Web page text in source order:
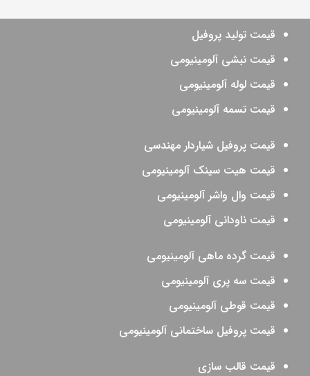
قیمت تولید پروفیل
قیمت نبشی آلومینیومی
قیمت لوله آلومینیومی
قیمت تسمه آلومینیومی
قیمت پروفیل شیاردار مهندسی
قیمت هیت سینک آلومینیومی
قیمت وال واشر آلومینیومی
قیمت ناودانی آلومینیومی
قیمت گرده ماهی آلومینیومی
قیمت سه پری آلومینیومی
قیمت قوطی آلومینیومی
قیمت پروفیل ساختمانی آلومینیومی
قیمت قالب سازی